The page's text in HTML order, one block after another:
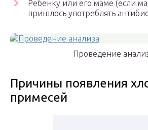
Ребенку или его маме (если
пришлось употреблять
Проведение
Причины появления
примесей